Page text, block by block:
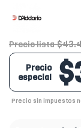
Precio lista
Precio
especial
Precio sin impuestos